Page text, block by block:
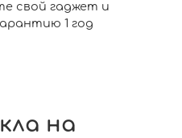
свой гаджет и
1 год
на